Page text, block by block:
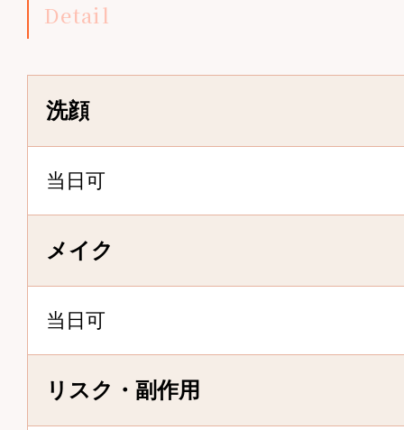
Detail
洗顔
当日可
メイク
当日可
リスク・副作用